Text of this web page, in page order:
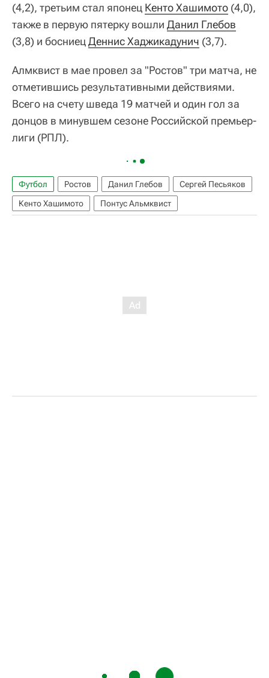
(4,2), третьим стал японец Кенто Хашимото (4,0),
также в первую пятерку вошли Данил Глебов
(3,8) и босниецДеннис Хаджикадунич (3,7).
Алмквист в мае провел за "Ростов" три матча, не
отметившись результативными действиями.
Всего на счету шведа 19 матчей и один гол за
донцов в минувшем сезоне Российской премьер-
лиги (РПЛ).
Футбол Ростов Данил Глебов
Сергей Песьяков
Кенто Хашимото
Понтус Альмквист